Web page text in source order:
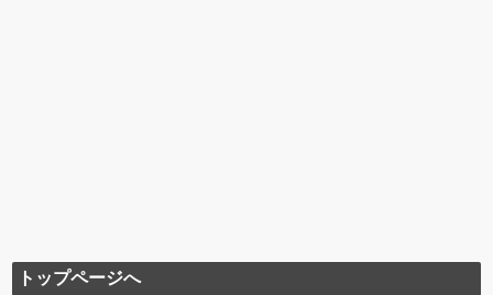
トップページへ